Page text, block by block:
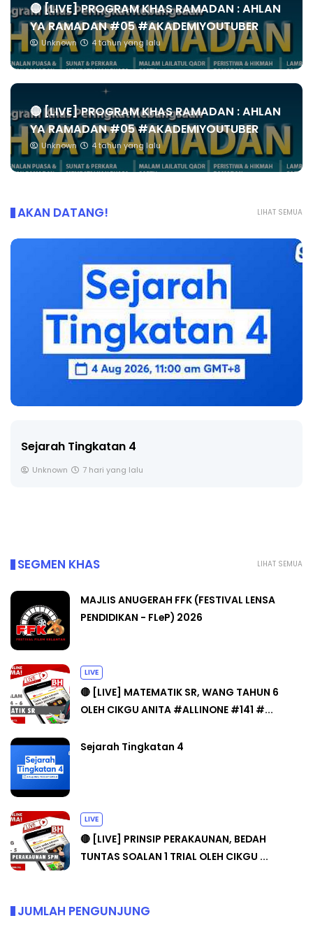
🔴 [LIVE] PROGRAM KHAS RAMADAN : AHLAN
YA RAMADAN #05 #AKADEMIYOUTUBER
Unknown 4 tahun yang lalu
🔴 [LIVE] PROGRAM KHAS RAMADAN : AHLAN
YA RAMADAN #05 #AKADEMIYOUTUBER
Unknown 4 tahun yang lalu
LIHAT SEMUA
AKAN DATANG!
Sejarah Tingkatan 4
Unknown 7 hari yang lalu
LIHAT SEMUA
SEGMEN KHAS
MAJLIS ANUGERAH FFK (FESTIVAL LENSA
PENDIDIKAN - FLeP) 2026
LIVE
🔴 [LIVE] MATEMATIK SR, WANG TAHUN 6
OLEH CIKGU ANITA #ALLINONE #141 #...
Sejarah Tingkatan 4
LIVE
🔴 [LIVE] PRINSIP PERAKAUNAN, BEDAH
TUNTAS SOALAN 1 TRIAL OLEH CIKGU ...
JUMLAH PENGUNJUNG